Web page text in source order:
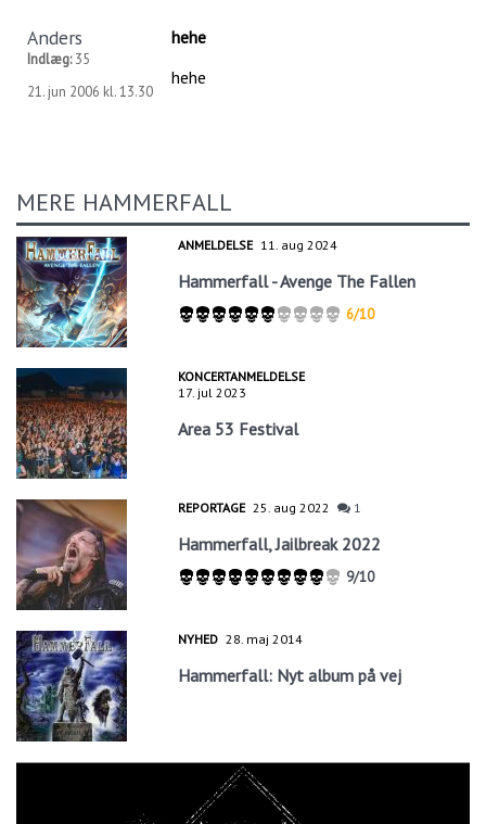
Anders
Indlæg:35
21. jun 2006 kl. 13.30
hehe
hehe
MERE HAMMERFALL
ANMELDELSE 11. aug 2024
Hammerfall - Avenge The Fallen
6/10
KONCERTANMELDELSE
17. jul 2023
Area 53 Festival
REPORTAGE 25. aug 2022 1
Hammerfall, Jailbreak 2022
9/10
NYHED 28. maj 2014
Hammerfall: Nyt album på vej